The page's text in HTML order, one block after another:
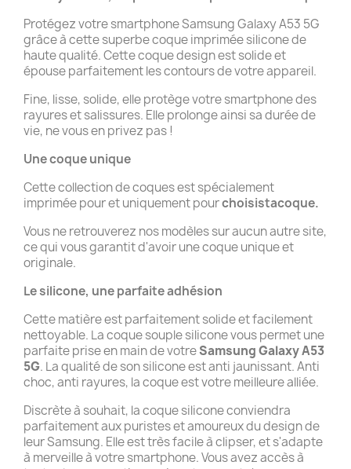
Protégez votre smartphone Samsung Galaxy A53 5G
grâce à cette superbe coque imprimée silicone de
haute qualité. Cette coque design est solide et
épouse parfaitement les contours de votre appareil.
Fine, lisse, solide, elle protège votre smartphone des
rayures et salissures. Elle prolonge ainsi sa durée de
vie, ne vous en privez pas !
Une coque unique
Cette collection de coques est spécialement
imprimée pour et uniquement pourchoisistacoque.
Vous ne retrouverez nos modèles sur aucun autre site,
ce qui vous garantit d'avoir une coque unique et
originale.
Le silicone, une parfaite adhésion
Cette matière est parfaitement solide et facilement
nettoyable. La coque souple silicone vous permet une
parfaite prise en main de votreSamsung Galaxy A53
5G. La qualité de son silicone est anti jaunissant. Anti
choc, anti rayures, la coque est votre meilleure alliée.
Discrète à souhait, la coque silicone conviendra
parfaitement aux puristes et amoureux du design de
leur Samsung. Elle est très facile à clipser, et s'adapte
à merveille à votre smartphone. Vous avez accès à